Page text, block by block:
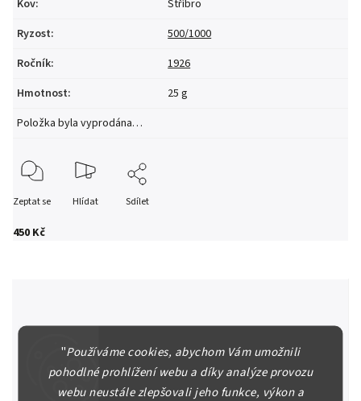
"Používáme cookies, abychom Vám umožnili
pohodlné prohlížení webu a díky analýze provozu
webu neustále zlepšovali jeho funkce, výkon a
450 Kč
Kov:
Stříbro
Ryzost:
500/1000
Ročník:
1926
Hmotnost:
25 g
Položka byla vyprodána…
Zeptat se Hlídat Sdílet
Náš kolektiv specialistů a znalců se Vám bude plně věnovat.
Posoudíme kvalitu a pravost Vašeho materiálu, prodáme v naší
aukci nebo Vám poradíme kam investovat.